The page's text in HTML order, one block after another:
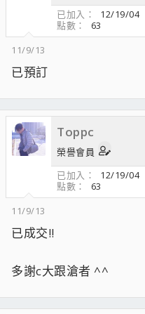
已加入 12/19/04
點數
63
11/9/13
已預訂
Toppc
榮譽會員
已加入
12/19/04
點數
63
11/9/13
已成交!!
多謝c大跟滄者 ^^